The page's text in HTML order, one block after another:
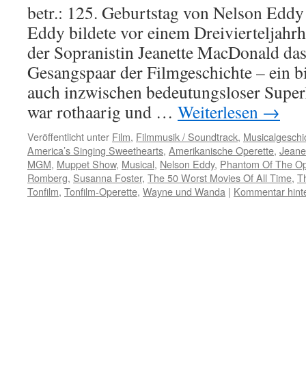
betr.: 125. Geburtstag von Nelson
Eddy bildete vor einem
der Sopranistin Jeanette MacDonald
Gesangspaar der Filmgeschichte – ein
auch inzwischen bedeutungsloser
war rothaarig und … Weiterlesen →
Veröffentlicht unter Film, Filmmusik / Soundtrack,
America’s Singing Sweethearts, Amerikanische Operette,
MGM, Muppet Show, Musical, Nelson Eddy, Phantom Of The
Romberg, Susanna Foster, The 50 Worst Movies Of All Time,
Tonfilm, Tonfilm-Operette, Wayne und Wanda | Kommentar